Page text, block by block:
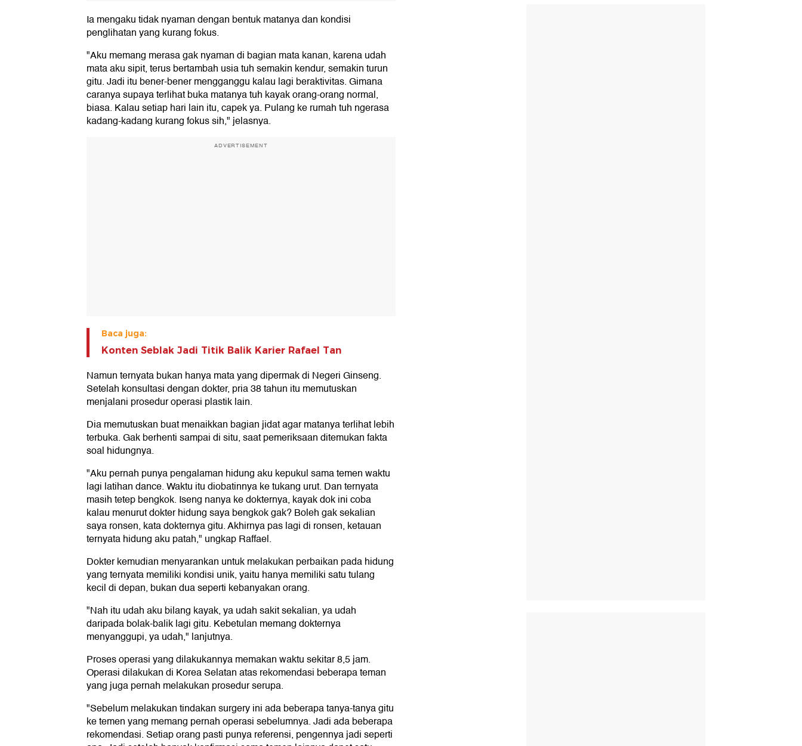
Ia mengaku tidak nyaman dengan bentuk matanya dan kondisi
penglihatan yang kurang fokus.
"Aku memang merasa gak nyaman di bagian mata kanan, karena udah
mata aku sipit, terus bertambah usia tuh semakin kendur, semakin turun
gitu. Jadi itu bener-bener mengganggu kalau lagi beraktivitas. Gimana
caranya supaya terlihat buka matanya tuh kayak orang-orang normal,
biasa. Kalau setiap hari lain itu, capek ya. Pulang ke rumah tuh ngerasa
kadang-kadang kurang fokus sih," jelasnya.
ADVERTISEMENT
Baca juga:
Konten Seblak Jadi Titik Balik Karier Rafael Tan
Namun ternyata bukan hanya mata yang dipermak di Negeri Ginseng.
Setelah konsultasi dengan dokter, pria 38 tahun itu memutuskan
menjalani prosedur operasi plastik lain.
Dia memutuskan buat menaikkan bagian jidat agar matanya terlihat lebih
terbuka. Gak berhenti sampai di situ, saat pemeriksaan ditemukan fakta
soal hidungnya.
"Aku pernah punya pengalaman hidung aku kepukul sama temen waktu
lagi latihan dance. Waktu itu diobatinnya ke tukang urut. Dan ternyata
masih tetep bengkok. Iseng nanya ke dokternya, kayak dok ini coba
kalau menurut dokter hidung saya bengkok gak? Boleh gak sekalian
saya ronsen, kata dokternya gitu. Akhirnya pas lagi di ronsen, ketauan
ternyata hidung aku patah," ungkap Raffael.
Dokter kemudian menyarankan untuk melakukan perbaikan pada hidung
yang ternyata memiliki kondisi unik, yaitu hanya memiliki satu tulang
kecil di depan, bukan dua seperti kebanyakan orang.
"Nah itu udah aku bilang kayak, ya udah sakit sekalian, ya udah
daripada bolak-balik lagi gitu. Kebetulan memang dokternya
menyanggupi, ya udah," lanjutnya.
Proses operasi yang dilakukannya memakan waktu sekitar 8,5 jam.
Operasi dilakukan di Korea Selatan atas rekomendasi beberapa teman
yang juga pernah melakukan prosedur serupa.
"Sebelum melakukan tindakan surgery ini ada beberapa tanya-tanya gitu
ke temen yang memang pernah operasi sebelumnya. Jadi ada beberapa
rekomendasi. Setiap orang pasti punya referensi, pengennya jadi seperti